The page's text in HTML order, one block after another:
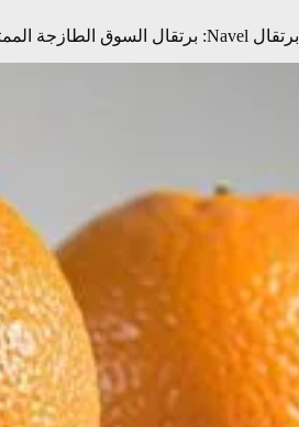
برتقال Navel: برتقال السوق الطازجة الممتاز